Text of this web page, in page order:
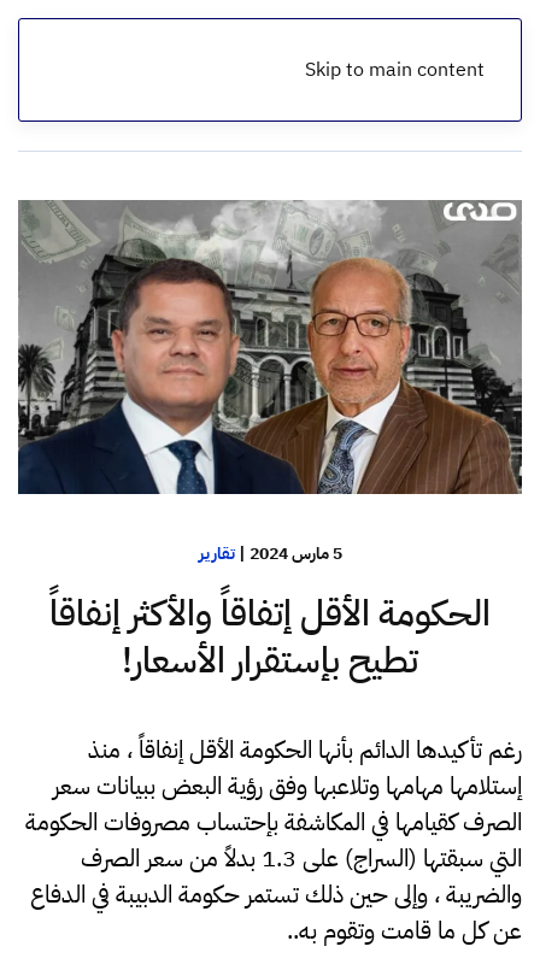
Skip to main content
الرئيسية
5 مارس 2024 |تقارير
الحكومة الأقل إتفاقاً والأكثر إنفاقاً
تطيح بإستقرار الأسعار!
رغم تأكيدها الدائم بأنها الحكومة الأقل إنفاقاً ، منذ
إستلامها مهامها وتلاعبها وفق رؤية البعض ببيانات سعر
الصرف كقيامها في المكاشفة بإحتساب مصروفات الحكومة
التي سبقتها (السراج) على 1.3 بدلاً من سعر الصرف
والضريبة ، وإلى حين ذلك تستمر حكومة الدبيبة في الدفاع
عن كل ما قامت وتقوم به..